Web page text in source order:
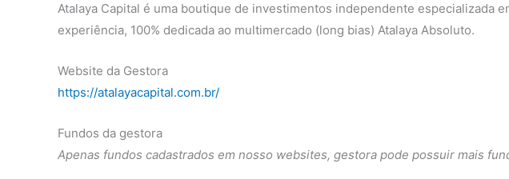
Atalaya Capital é uma boutique de investimentos independente especializada
experiência, 100% dedicada ao multimercado (long bias) Atalaya Absoluto.
Website da Gestora
https://atalayacapital.com.br/
Fundos da gestora
Apenas fundos cadastrados em nosso websites, gestora pode possuir mais